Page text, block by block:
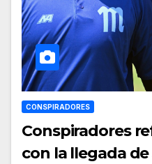
CONSPIRADORES
Conspiradores
con la llegada